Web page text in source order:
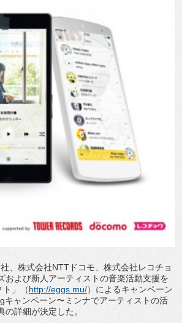
、株式会社NTTドコモ、株式会社レコチョ
および新人アーティストの音楽活動支援を
ト」（http://eggs.mu/）によるキャンペーン
キャンペーン〜ミンナでアーティストの活
詳細が決定した。